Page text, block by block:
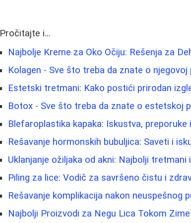
Pročitajte i...
Najbolje Kreme za Oko Očiju: Rešenja za
Kolagen - Sve što treba da znate o
Estetski tretmani: Kako postići prirodan
Botox - Sve što treba da znate o estetskoj
Blefaroplastika kapaka: Iskustva,
Rešavanje hormonskih bubuljica: Saveti i
Uklanjanje ožiljaka od akni: Najbolji tretmani
Piling za lice: Vodič za savršeno čistu i
Rešavanje komplikacija nakon neuspešnog
Najbolji Proizvodi za Negu Lica Tokom Zime